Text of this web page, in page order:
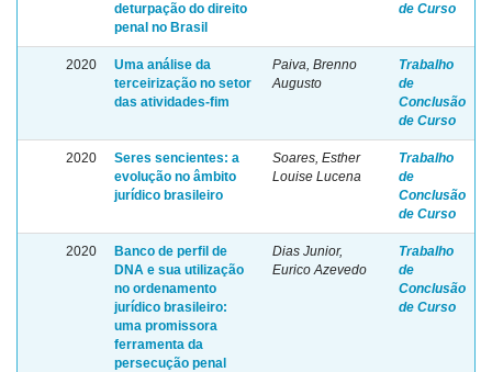
deturpação do direito
penal no Brasil
de Curso
2020
Uma análise da
terceirização no setor
das atividades-fim
Paiva, Brenno
Augusto
Trabalho
de
Conclusão
de Curso
2020
Seres sencientes: a
evolução no âmbito
jurídico brasileiro
Soares, Esther
Louise Lucena
Trabalho
de
Conclusão
de Curso
2020
Banco de perfil de
DNA e sua utilização
no ordenamento
jurídico brasileiro:
uma promissora
ferramenta da
persecução penal
Dias Junior,
Eurico Azevedo
Trabalho
de
Conclusão
de Curso